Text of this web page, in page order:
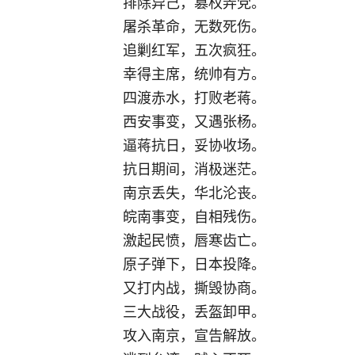
屠杀革命，无数死伤。
追剿红军，五次疯狂。
幸得主席，统帅有方。
四渡赤水，打败老蒋。
西安事变，又遇张杨。
逼蒋抗日，妥协收场。
抗日期间，消极迷茫。
南京丢失，华北沦丧。
皖南事变，自相残伤。
激起民愤，唇寒齿亡。
原子弹下，日本投降。
又打内战，撕毁协商。
三大战役，丢盔卸甲。
攻入南京，宣告解放。